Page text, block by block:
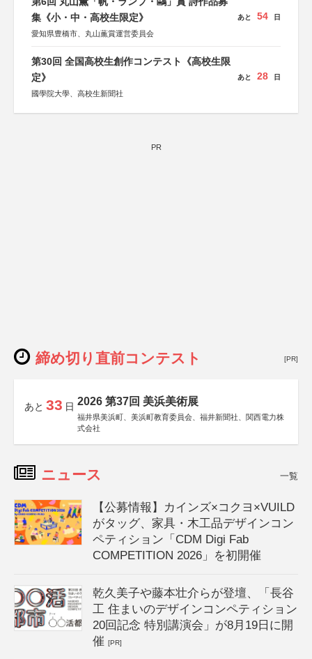
集《小・中・高校生限定》
愛知県豊橋市、丸山薫賞運営委員会
あと 54 日
第30回 全国高校生創作コンテスト《高校生限
定》
國學院大學、高校生新聞社
あと 28 日
PR
締め切り直前コンテスト [PR]
あと 33 日 2026 第37回 美浜美術展
福井県美浜町、美浜町教育委員会、福井新聞社、関西電力株
式会社
ニュース 一覧
【公募情報】カインズ×コクヨ×VUILD
がタッグ、家具・木工品デザインコン
ペティション「CDM Digi Fab
COMPETITION 2026」を初開催
乾久美子や藤本壮介らが登壇、「長谷
工 住まいのデザインコンペティション
20回記念 特別講演会」が8月19日に開
催[PR]